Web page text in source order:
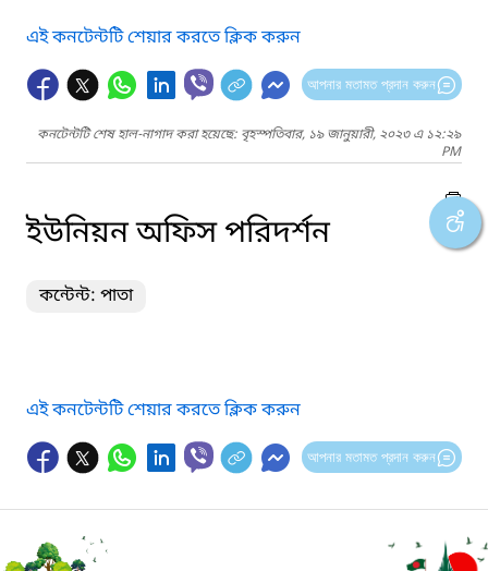
এই কনটেন্টটি শেয়ার করতে ক্লিক করুন
আপনার মতামত প্রদান করুন
কনটেন্টটি শেষ হাল-নাগাদ করা হয়েছে: বৃহস্পতিবার, ১৯ জানুয়ারী, ২০২৩ এ ১২:২৯
PM
ইউনিয়ন অফিস পরিদর্শন
কন্টেন্ট: পাতা
এই কনটেন্টটি শেয়ার করতে ক্লিক করুন
আপনার মতামত প্রদান করুন